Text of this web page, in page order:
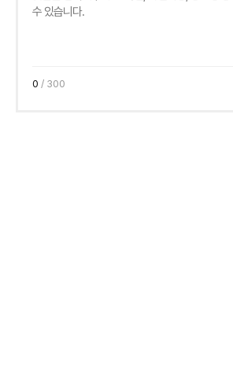
0 / 300